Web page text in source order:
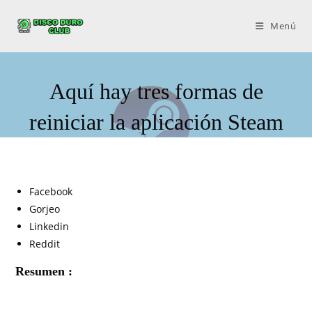
Menú
Aquí hay tres formas de
reiniciar la aplicación Steam
Facebook
Gorjeo
Linkedin
Reddit
Resumen :